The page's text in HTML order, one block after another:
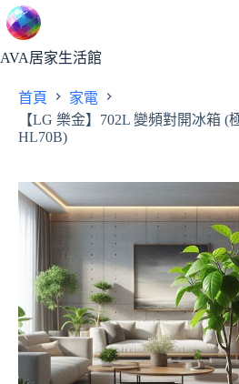
跳
至
主
AVA居家生活館
首頁
家電
【LG 樂金】702L 變頻對開冰箱 (
HL70B)